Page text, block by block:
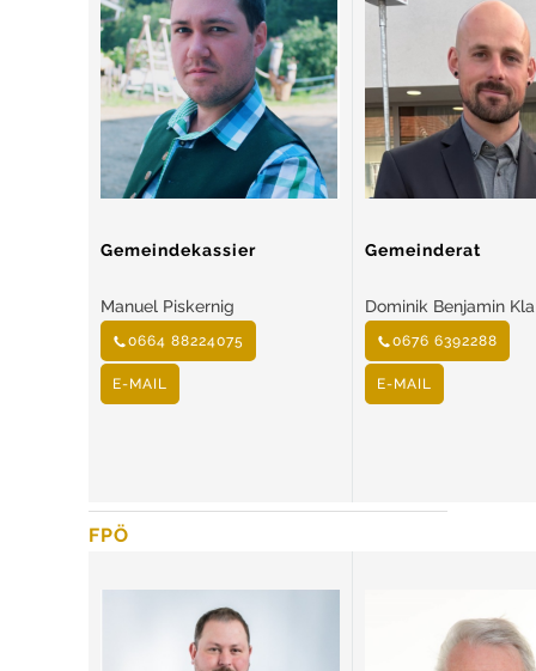
Gemeindekassier
Manuel Piskernig
0664 88224075
E-MAIL
Gemeinderat
Dominik Benjamin
0676 6392288
E-MAIL
FPÖ